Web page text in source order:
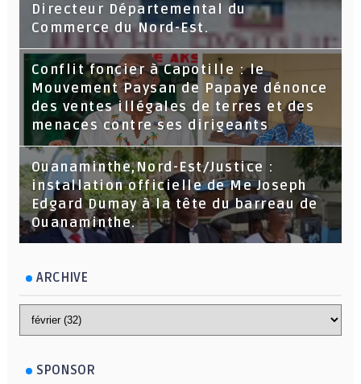
Directeur Départemental du
Commerce du Nord-Est.
Conflit foncier à Capotille : le
Mouvement Paysan de Papaye dénonce
des ventes illégales de terres et des
menaces contre ses dirigeants
Ouanaminthe,Nord-Est/Justice :
installation officielle de Me Joseph
Edgard Dumay à la tête du barreau de
Ouanaminthe.
ARCHIVE
SPONSOR